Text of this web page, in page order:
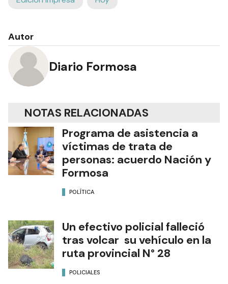
Autor
Diario Formosa
NOTAS RELACIONADAS
Programa de asistencia a
víctimas de trata de
personas: acuerdo Nación y
Formosa
POLÍTICA
Un efectivo policial falleció
tras volcar su vehículo en la
ruta provincial N° 28
POLICIALES